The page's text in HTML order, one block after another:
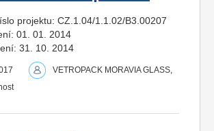
projektu: CZ.1.04/1.1.02/B3.00207
01. 01. 2014
31. 10. 2014
VETROPACK MORAVIA GLASS,